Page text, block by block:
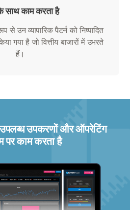
साथ काम करता है
से उन व्यापारिक पैटर्न को निष्पादित
गया है जो वित्तीय बाजारों में उभरते
हैं।
उपकरणों और ऑपरेटिंग
पर काम करता है